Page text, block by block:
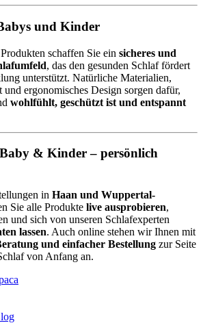
und Kinder
schaffen Sie ein sicheres und
, das den gesunden Schlaf fördert
unterstützt. Natürliche Materialien,
und ergonomisches Design sorgen dafür,
wohlfühlt, geschützt ist und entspannt
& Kinder – persönlich
in Haan und Wuppertal-
Sie alle Produkte live ausprobieren,
und sich von unseren Schlafexperten
lassen. Auch online stehen wir Ihnen mit
und einfacher Bestellung zur Seite
von Anfang an.